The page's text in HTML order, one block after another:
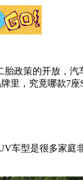
政策的开放，
里，究竟哪款7座
车型是很多家